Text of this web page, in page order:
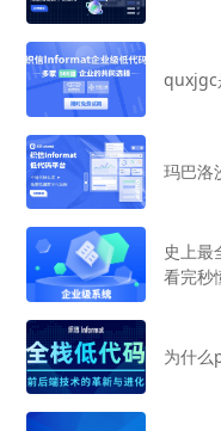
quxjgc
玛巴洛
史上最
看完秒
为什么